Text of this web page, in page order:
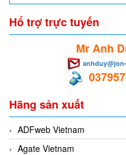
Hổ trợ trực tuyến
Mr Anh
Hãng sản xuất
ADFweb Vietnam
Agate Vietnam